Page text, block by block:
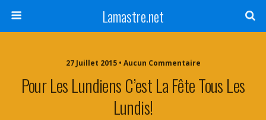
Lamastre.net
27 Juillet 2015 • Aucun Commentaire
Pour Les Lundiens C’est La Fête Tous Les
Lundis!